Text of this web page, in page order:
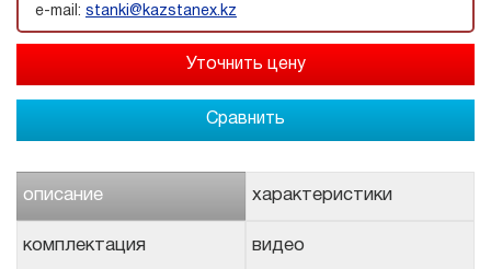
e-mail: stanki@kazstanex.kz
Сравнить
описание характеристики
комплектация видео